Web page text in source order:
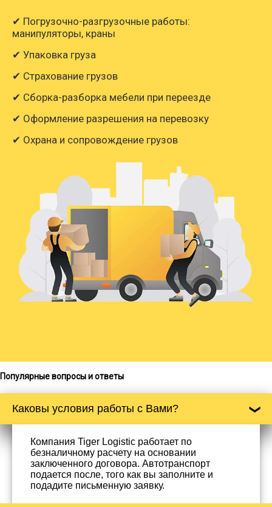
✔ Погрузочно-разгрузочные работы:
манипуляторы, краны
✔ Упаковка груза
✔ Страхование грузов
✔ Сборка-разборка мебели при переезде
✔ Оформление разрешения на перевозку
✔ Охрана и сопровождение грузов
Популярные вопросы и ответы
Каковы условия работы с Вами?
Компания Tiger Logistic работает по
безналичному расчету на основании
заключенного договора. Автотранспорт
подается после, того как вы заполните и
подадите письменную заявку.